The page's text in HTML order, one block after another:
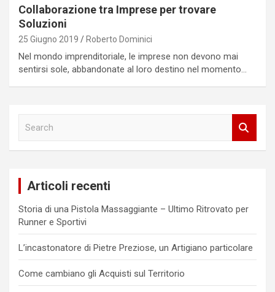
Collaborazione tra Imprese per trovare
Soluzioni
25 Giugno 2019 Roberto Dominici
Nel mondo imprenditoriale, le imprese non devono mai
sentirsi sole, abbandonate al loro destino nel momento…
Articoli recenti
Storia di una Pistola Massaggiante – Ultimo Ritrovato per
Runner e Sportivi
L’incastonatore di Pietre Preziose, un Artigiano particolare
Come cambiano gli Acquisti sul Territorio